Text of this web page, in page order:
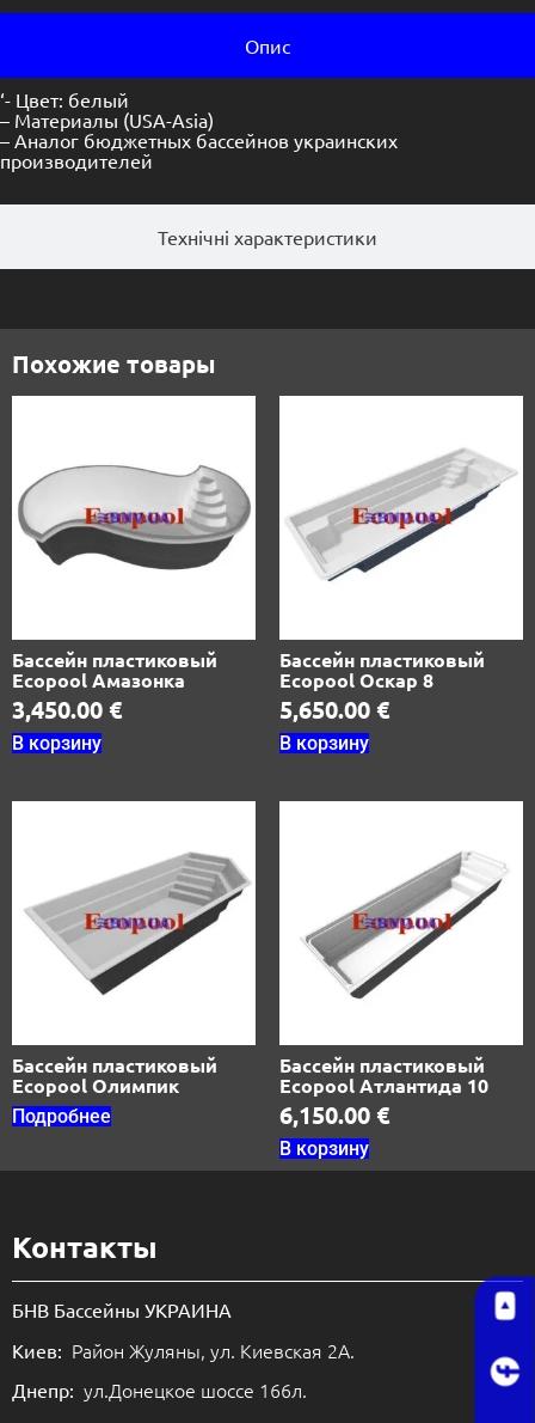
Опис
Технічні характеристики
‘- Цвет: белый
– Материалы (USA-Asia)
– Аналог бюджетных бассейнов украинских
производителей
Похожие товары
Бассейн пластиковый
Ecopool Амазонка
3,450.00 €
В корзину
Бассейн пластиковый
Ecopool Оскар 8
5,650.00 €
В корзину
Бассейн пластиковый
Ecopool Олимпик
Подробнее
Бассейн пластиковый
Ecopool Атлантида 10
6,150.00 €
В корзину
Контакты
БНВ Бассейны УКРАИНА
Киев: Район Жуляны, ул. Киевская 2А.
Днепр: ул.Донецкое шоссе 166л.